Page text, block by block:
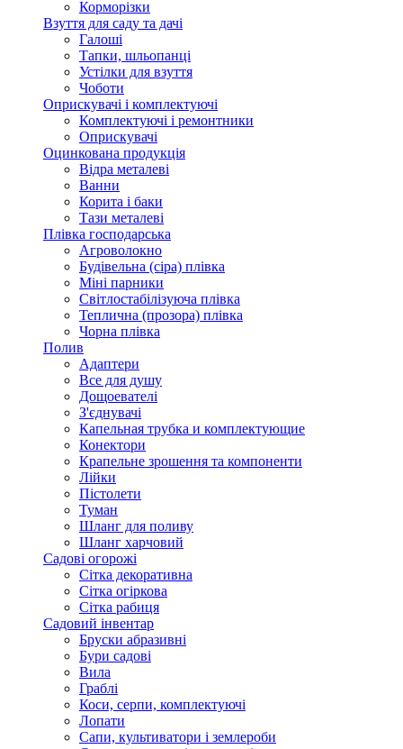
Корморізки
Взуття для саду та дачі
Галоші
Тапки, шльопанці
Устілки для взуття
Чоботи
Оприскувачі і комплектуючі
Комплектуючі і ремонтники
Оприскувачі
Оцинкована продукція
Відра металеві
Ванни
Корита і баки
Тази металеві
Плівка господарська
Агроволокно
Будівельна (сіра) плівка
Міні парники
Світлостабілізуюча плівка
Теплична (прозора) плівка
Чорна плівка
Полив
Адаптери
Все для душу
Дощоевателі
З'єднувачі
Капельная трубка и комплектующие
Конектори
Крапельне зрошення та компоненти
Лійки
Пістолети
Туман
Шланг для поливу
Шланг харчовий
Садові огорожі
Сітка декоративна
Сітка огіркова
Сітка рабиця
Садовий інвентар
Бруски абразивні
Бури садові
Вила
Граблі
Коси, серпи, комплектуючі
Лопати
Сапи, культиватори і землероби